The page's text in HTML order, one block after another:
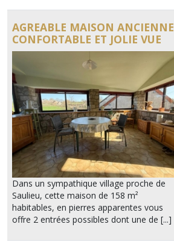
AGREABLE MAISON ANCIENNE
CONFORTABLE ET JOLIE VUE
Dans un sympathique village proche de
Saulieu, cette maison de 158 m²
habitables, en pierres apparentes vous
offre 2 entrées possibles dont une de [...]